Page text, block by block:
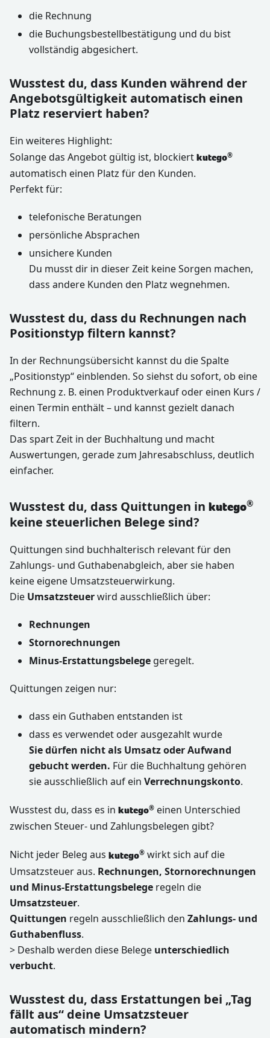
die Rechnung
die Buchungsbestellbestätigung und du bist
vollständig abgesichert.
Wusstest du, dass Kunden während der
Angebotsgültigkeit automatisch einen
Platz reserviert haben?
Ein weiteres Highlight:
Solange das Angebot gültig ist, blockiert kutego®
automatisch einen Platz für den Kunden.
Perfekt für:
telefonische Beratungen
persönliche Absprachen
unsichere Kunden
Du musst dir in dieser Zeit keine Sorgen machen,
dass andere Kunden den Platz wegnehmen.
Wusstest du, dass du Rechnungen nach
Positionstyp filtern kannst?
In der Rechnungsübersicht kannst du die Spalte
„Positionstyp“ einblenden. So siehst du sofort, ob eine
Rechnung z. B. einen Produktverkauf oder einen Kurs /
einen Termin enthält – und kannst gezielt danach
filtern.
Das spart Zeit in der Buchhaltung und macht
Auswertungen, gerade zum Jahresabschluss, deutlich
einfacher.
Wusstest du, dass Quittungen in kutego®
keine steuerlichen Belege sind?
Quittungen sind buchhalterisch relevant für den
Zahlungs- und Guthabenabgleich, aber sie haben
keine eigene Umsatzsteuerwirkung.
Die Umsatzsteuerwird ausschließlich über:
Rechnungen
Stornorechnungen
Minus-Erstattungsbelege geregelt.
Quittungen zeigen nur:
dass ein Guthaben entstanden ist
dass es verwendet oder ausgezahlt wurde
Sie dürfen nicht als Umsatz oder Aufwand
gebucht werden. Für die Buchhaltung gehören
sie ausschließlich auf ein Verrechnungskonto.
Wusstest du, dass es in kutego® einen Unterschied
zwischen Steuer- und Zahlungsbelegen gibt?
Nicht jeder Beleg aus kutego® wirkt sich auf die
Umsatzsteuer aus. Rechnungen, Stornorechnungen
und Minus-Erstattungsbelege regeln die
Umsatzsteuer.
Quittungen regeln ausschließlich den Zahlungs- und
Guthabenfluss.
> Deshalb werden diese Belege unterschiedlich
verbucht.
Wusstest du, dass Erstattungen bei „Tag
fällt aus“ deine Umsatzsteuer
automatisch mindern?